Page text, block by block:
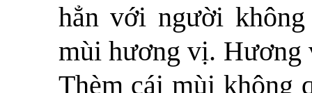
hẳn với người
mùi hương vị. Hương
Thèm cái mùi không